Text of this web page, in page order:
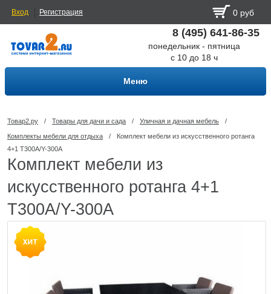
Вход Регистрация 0 руб
8 (495) 641-86-35
понедельник - пятница
с 10 до 18 ч
Меню
Товар2.ру / Товары для дачи и сада / Уличная и дачная мебель /
Комплекты мебели для отдыха /
Комплект мебели из искусственного ротанга
4+1 T300A/Y-300A
Комплект мебели из
искусственного ротанга 4+1
T300A/Y-300A